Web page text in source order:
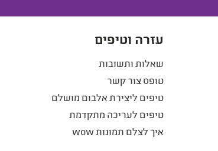
עזרה וטיפים
שאלות ותשובות
טופס צור קשר
טיפים ליצירת אלבום מושלם
טיפים לעריכה מתקדמת
איך לצלם תמונות wow